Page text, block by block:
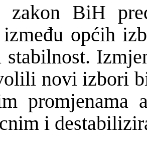
zakon BiH
između općih
stabilnost.
novi izbori
promjenama
i